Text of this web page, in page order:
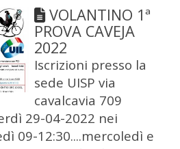
VOLANTINO 1ª
PROVA CAVEJA
2022
Iscrizioni presso la
sede UISP via
cavalcavia 709
29-04-2022 nei
09-12:30....mercoledì e